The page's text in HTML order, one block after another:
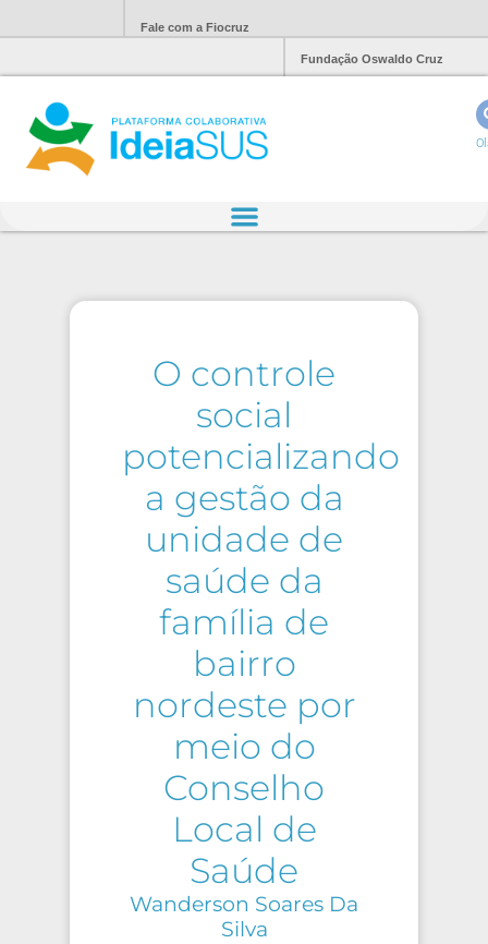
Fale com a Fiocruz
Fundação Oswaldo Cruz
O controle
social
potencializando
a gestão da
unidade de
saúde da
família de
bairro
nordeste por
meio do
Conselho
Local de
Saúde
Wanderson Soares Da
Silva